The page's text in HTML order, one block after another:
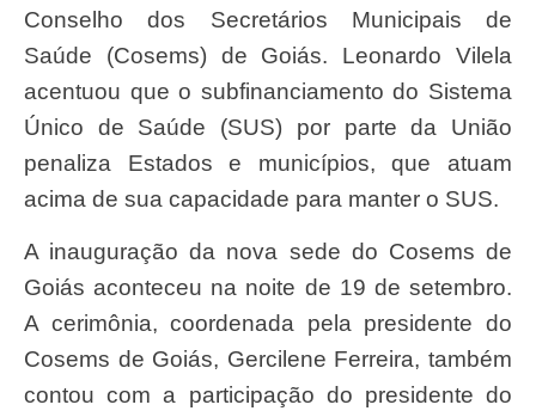
Conselho dos Secretários Municipais de
Saúde (Cosems) de Goiás. Leonardo Vilela
acentuou que o subfinanciamento do Sistema
Único de Saúde (SUS) por parte da União
penaliza Estados e municípios, que atuam
acima de sua capacidade para manter o SUS.
A inauguração da nova sede do Cosems de
Goiás aconteceu na noite de 19 de setembro.
A cerimônia, coordenada pela presidente do
Cosems de Goiás, Gercilene Ferreira, também
contou com a participação do presidente do